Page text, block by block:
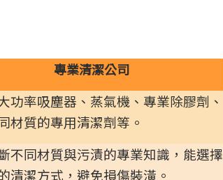
專業清潔公司
功率吸塵器、蒸氣機、專業除膠劑、
材質的專用清潔劑等。
不同材質與污漬的專業知識，能選擇
清潔方式，避免損傷裝潢。